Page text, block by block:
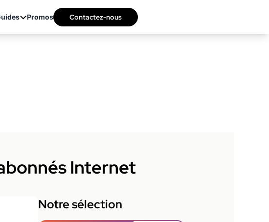
Promos Contactez-nous
Internet
Notre sélection